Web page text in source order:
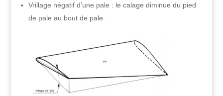
Vrillage négatif d’une pale : le calage diminue du pied
de pale au bout de pale.